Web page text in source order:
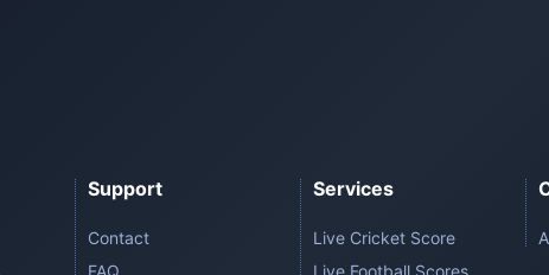
Support
Contact
FAQ
Services
Live Cricket Score
Live Football Scores